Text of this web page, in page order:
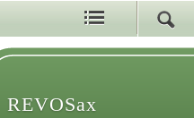
REVOSax